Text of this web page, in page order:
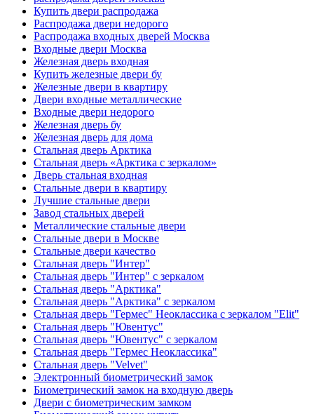
Купить двери распродажа
Распродажа двери недорого
Распродажа входных дверей Москва
Входные двери Москва
Железная дверь входная
Купить железные двери бу
Железные двери в квартиру
Двери входные металлические
Входные двери недорого
Железная дверь бу
Железная дверь для дома
Стальная дверь Арктика
Стальная дверь «Арктика с зеркалом»
Дверь стальная входная
Стальные двери в квартиру
Лучшие стальные двери
Завод стальных дверей
Металлические стальные двери
Стальные двери в Москве
Стальные двери качество
Стальная дверь "Интер"
Стальная дверь "Интер" с зеркалом
Стальная дверь "Арктика"
Стальная дверь "Арктика" с зеркалом
Стальная дверь "Гермес" Неоклассика с зеркалом "Elit"
Стальная дверь "Ювентус"
Стальная дверь "Ювентус" с зеркалом
Стальная дверь "Гермес Неоклассика"
Стальная дверь "Velvet"
Электронный биометрический замок
Биометрический замок на входную дверь
Двери с биометрическим замком